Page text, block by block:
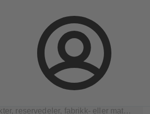
Logg
inn
Retur & reklamasjon Konfigurer
Naturgassforbehandling